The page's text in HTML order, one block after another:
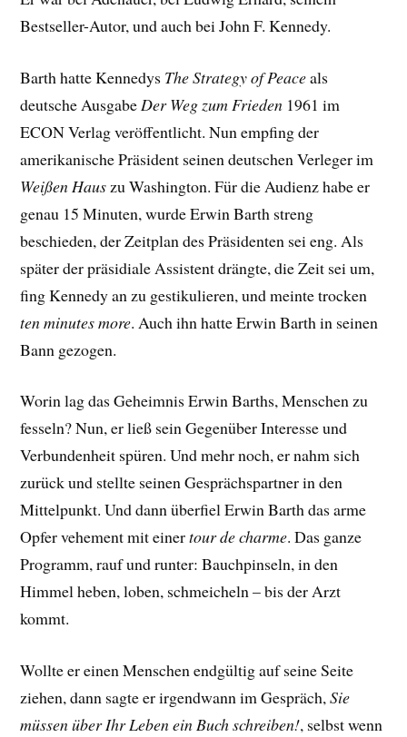
Bestseller-Autor, und auch bei John F. Kennedy.
Barth hatte Kennedys The Strategy of Peaceals
deutsche Ausgabe Der Weg zum Frieden 1961 im
ECON Verlag veröffentlicht. Nun empfing der
amerikanische Präsident seinen deutschen Verleger im
Weißen Haus zu Washington. Für die Audienz habe er
genau 15 Minuten, wurde Erwin Barth streng
beschieden, der Zeitplan des Präsidenten sei eng. Als
später der präsidiale Assistent drängte, die Zeit sei um,
fing Kennedy an zu gestikulieren, und meinte trocken
ten minutes more. Auch ihn hatte Erwin Barth in seinen
Bann gezogen.
Worin lag das Geheimnis Erwin Barths, Menschen zu
fesseln? Nun, er ließ sein Gegenüber Interesse und
Verbundenheit spüren. Und mehr noch, er nahm sich
zurück und stellte seinen Gesprächspartner in den
Mittelpunkt. Und dann überfiel Erwin Barth das arme
Opfer vehement mit einertour de charme. Das ganze
Programm, rauf und runter: Bauchpinseln, in den
Himmel heben, loben, schmeicheln – bis der Arzt
kommt.
Wollte er einen Menschen endgültig auf seine Seite
ziehen, dann sagte er irgendwann im Gespräch,Sie
müssen über Ihr Leben ein Buch schreiben!, selbst wenn